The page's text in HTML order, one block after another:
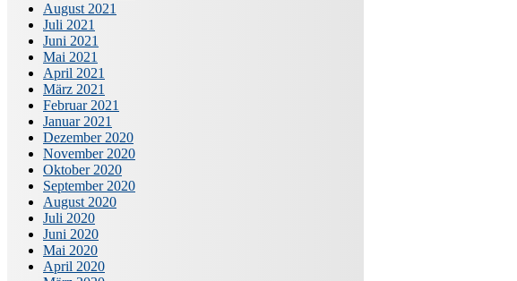
August 2021
Juli 2021
Juni 2021
Mai 2021
April 2021
März 2021
Februar 2021
Januar 2021
Dezember 2020
November 2020
Oktober 2020
September 2020
August 2020
Juli 2020
Juni 2020
Mai 2020
April 2020